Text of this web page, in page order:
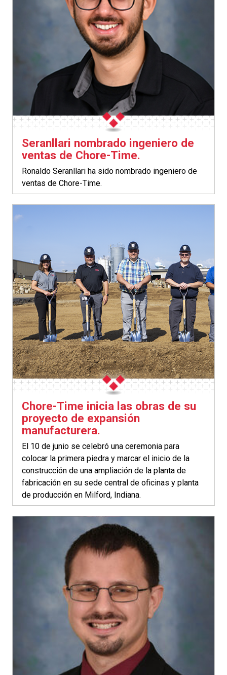
Seranllari nombrado ingeniero de
ventas de Chore-Time.
Ronaldo Seranllari ha sido nombrado ingeniero de
ventas de Chore-Time.
Chore-Time inicia las obras de su
proyecto de expansión
manufacturera.
El 10 de junio se celebró una ceremonia para
colocar la primera piedra y marcar el inicio de la
construcción de una ampliación de la planta de
fabricación en su sede central de oficinas y planta
de producción en Milford, Indiana.